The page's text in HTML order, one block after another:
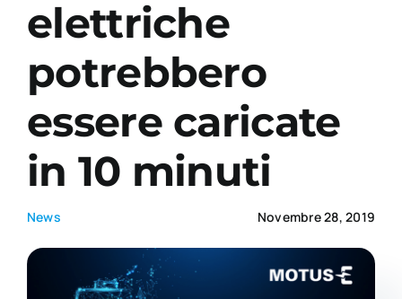
Analisi di mercato
Utilità
Comunicati Stampa
Academy
elettriche
potrebbero
essere caricate
in 10 minuti
News Novembre 28, 2019